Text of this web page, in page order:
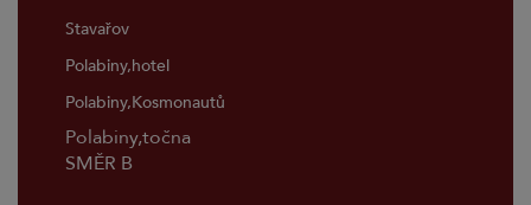
Stavařov
Polabiny,hotel
Polabiny,Kosmonautů
Polabiny,točna
SMĚR B